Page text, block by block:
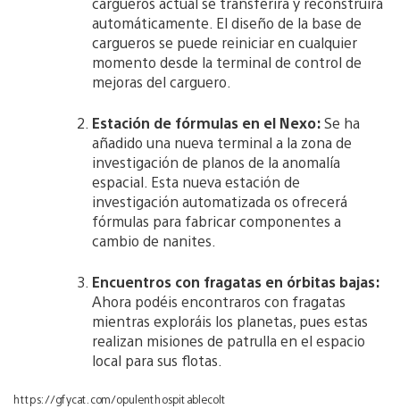
automáticamente. El diseño de la base de
cargueros se puede reiniciar en cualquier
momento desde la terminal de control de
mejoras del carguero.
Estación de fórmulas en el Nexo:Se ha
añadido una nueva terminal a la zona de
investigación de planos de la anomalía
espacial. Esta nueva estación de
investigación automatizada os ofrecerá
fórmulas para fabricar componentes a
cambio de nanites.
Encuentros con fragatas en órbitas bajas:
Ahora podéis encontraros con fragatas
mientras exploráis los planetas, pues estas
realizan misiones de patrulla en el espacio
local para sus flotas.
https://gfycat.com/opulenthospitablecolt